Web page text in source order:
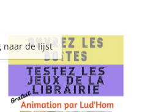
naar de lijst